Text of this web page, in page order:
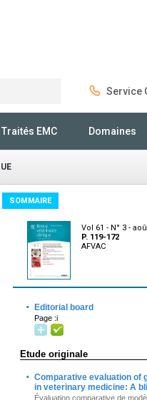
Service
Traités EMC Domaines
SOMMAIRE
Vol 61 - N° 3 -
P. 119-172
AFVAC
· Editorial board
Page :i
Etude originale
· Comparative evaluation of
in veterinary medicine: A
Évaluation comparative de